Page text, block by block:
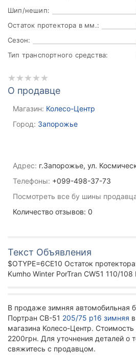
Шип/нешип:
Остаток протектора в мм.:
Сезон:
Тип транспортного средства:
О продавце
Магазин: Колесо-Центр
Город: Запорожье
Адрес: г.Запорожье, ул.
Телефоны: +099-498-37-73
Посмотреть все бу шины
Количество отзывов: 0
Текст Объявления
$OTYPE=6CE10 Остаток
Kumho Winter PorTran CW51 110/108
В продаже зимняя автомобильная
Портран СВ-51 205/75 р16 зимняя
магазина Колесо-Центр.
2200грн. Для уточнения деталей о
свяжитесь с продавцом.